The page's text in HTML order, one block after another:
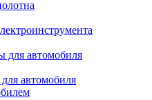
для автомобиля
автомобиля